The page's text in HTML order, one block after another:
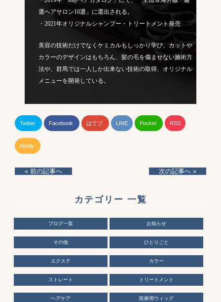
選ヘアサロン10選」に選出される。
・2021年オリジナルシャンプー・トリートメント発売
美容の技術だけでなくケミカルもしっかり学び、カットや
カラーのデザインはもちろん、髪の毛を傷ませない施術方
法や、群馬では一人しか出来ない技術の取得、オリジナル
メニューを開発している。
Twitter Facebook はてブ LINE Pocket RSS
feedly
« 前の記事へ 次の記事へ »
カテゴリー 一覧
ブログ一覧 お知らせ
その他 ひとりごと
エクステ カラー
ストレート トリートメント
ヘアケア 医療用ウィッグ